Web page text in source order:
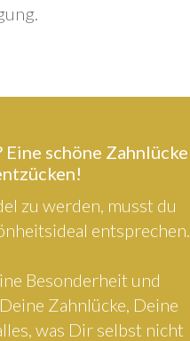
schöne Zahnlücke
zu werden, musst du
entsprechen.
Besonderheit und
Zahnlücke, Deine
was Dir selbst nicht